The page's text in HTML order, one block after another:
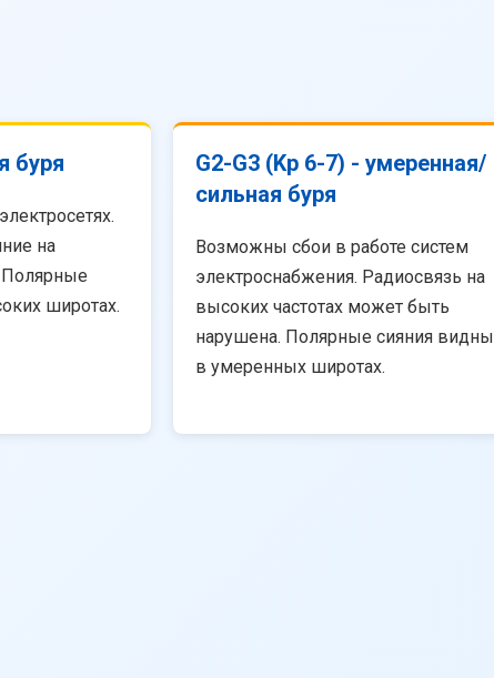
буря
на
Полярные
широтах.
G2-G3 (Kp 6-7) - умеренная/
сильная буря
Возможны сбои в работе систем
электроснабжения. Радиосвязь на
высоких частотах может быть
нарушена. Полярные сияния видны
в умеренных широтах.